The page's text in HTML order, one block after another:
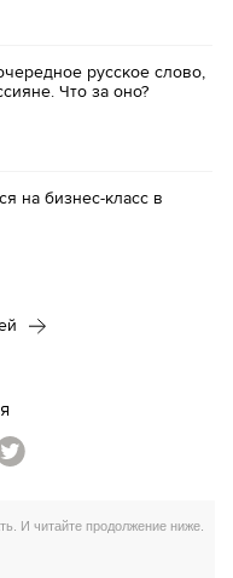
русское слово,
Что за оно?
на бизнес-класс в